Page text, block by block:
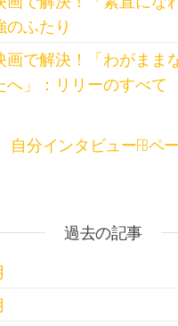
のふたり
画で解決！「わがまま
へ」：リリーのすべて
自分インタビューFBペ
過去の記事